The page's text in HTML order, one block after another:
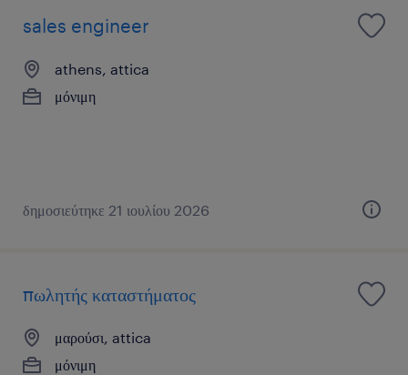
sales engineer
athens, attica
μόνιμη
δημοσιεύτηκε 21 ιουλίου 2026
πωλητής καταστήματος
μαρούσι, attica
μόνιμη